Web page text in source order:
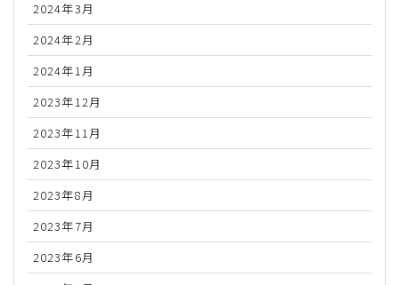
2024年3月
2024年2月
2024年1月
2023年12月
2023年11月
2023年10月
2023年8月
2023年7月
2023年6月